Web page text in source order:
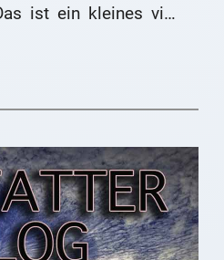
ist ein kleines vier